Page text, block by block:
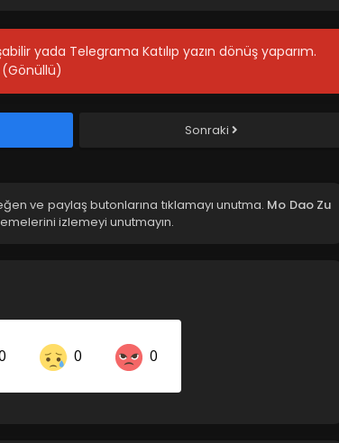
yada Telegrama Katılıp yazın dönüş yaparım.
Sonraki
ve paylaş butonlarına tıklamayı unutma. Mo Dao Zu
izlemeyi unutmayın.
0 0